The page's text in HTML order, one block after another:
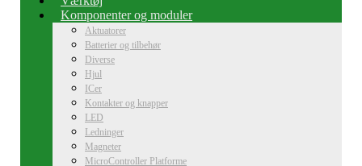
Komponenter og moduler
Aktuatorer
Batterier og tilbehør
Diverse
Hjul
ICer
Kontakter og knapper
LED
Ledninger
Magneter
MicroController Platforme